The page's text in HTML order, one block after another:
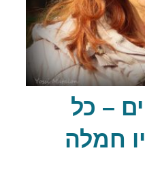
– כל
חמלה